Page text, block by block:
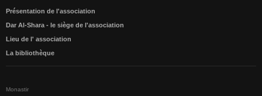
Des célébrités de Monastir
Album Photos
CONTACTE
Présentation de l'association
Dar Al-Shara - le siège de l'association
Lieu de l' association
La bibliothèque
Monastir